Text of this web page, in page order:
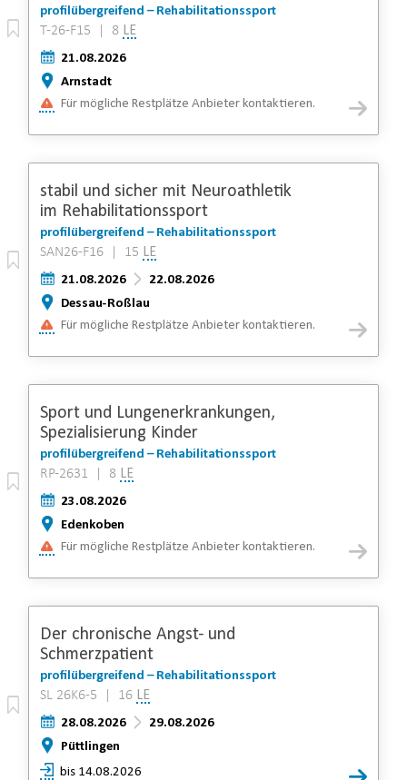
profilübergreifend – Rehabilitationssport
T-26-F15 | 8 LE
21.08.2026
Arnstadt
Für mögliche Restplätze Anbieter kontaktieren.
stabil und sicher mit Neuroathletik
im Rehabilitationssport
profilübergreifend – Rehabilitationssport
SAN26-F16 | 15 LE
21.08.2026
22.08.2026
Dessau-Roßlau
Für mögliche Restplätze Anbieter kontaktieren.
Sport und Lungenerkrankungen,
Spezialisierung Kinder
profilübergreifend – Rehabilitationssport
RP-2631 | 8 LE
23.08.2026
Edenkoben
Für mögliche Restplätze Anbieter kontaktieren.
Der chronische Angst- und
Schmerzpatient
profilübergreifend – Rehabilitationssport
SL 26K6-5 | 16 LE
28.08.2026
29.08.2026
Püttlingen
bis 14.08.2026